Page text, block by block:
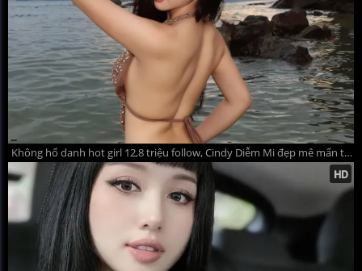
Không hổ danh hot girl 12,8 triệu follow, Cindy Diễm Mi đẹp mê mẩn trong loạt ảnh nóng bỏng bên biển